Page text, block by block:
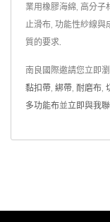
業用橡膠海綿, 高分子
止滑布, 功能性紗線與
質的要求.
南良國際邀請您立即
黏扣帶 綁帶 耐磨布
多功能布並立即與我